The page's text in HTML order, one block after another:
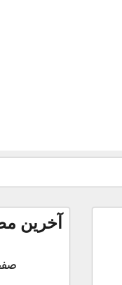
آخرین